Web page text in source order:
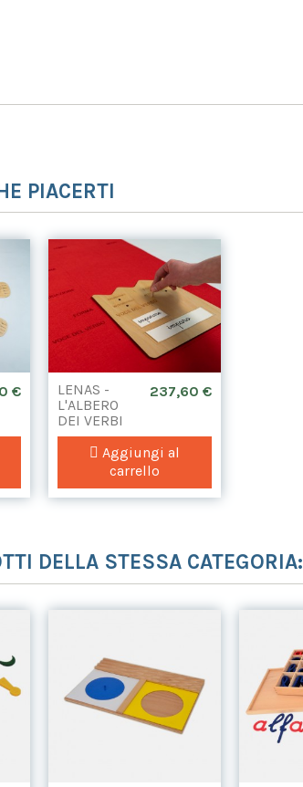
PIACERTI
€
LENAS -
L'ALBERO
DEI VERBI
237,60 €
Aggiungi al
carrello
DELLA STESSA CATEGORIA: